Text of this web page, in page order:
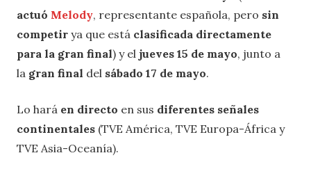
actuó Melody, representante española, pero sin
competir ya que está clasificada directamente
para la gran final) y el jueves 15 de mayo, junto a
la gran final del sábado 17 de mayo.
Lo hará en directo en sus diferentes señales
continentales (TVE América, TVE Europa-África y
TVE Asia-Oceanía).